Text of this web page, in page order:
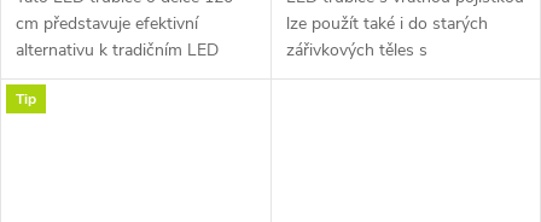
cm představuje efektivní
alternativu k tradičním LED
žárovkám, lze použít i do
starých těles s tlumivkou a
lze použít také i do starých
zářivkových těles s
elektromagnetickým
Tip